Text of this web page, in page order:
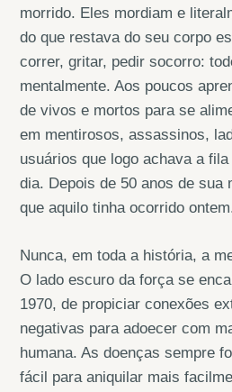
morrido. Eles mordiam e
do que restava do seu corpo
correr, gritar, pedir socorro:
mentalmente. Aos poucos
de vivos e mortos para se
em mentirosos, assassinos,
usuários que logo achava a fila
dia. Depois de 50 anos de sua
que aquilo tinha ocorrido
Nunca, em toda a história, a
O lado escuro da força se
1970, de propiciar conexões
negativas para adoecer com
humana. As doenças sempre
fácil para aniquilar mais